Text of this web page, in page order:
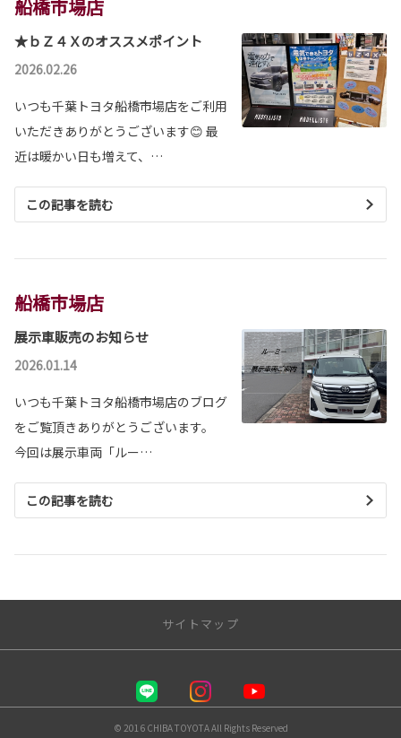
船橋市場店
★ｂＺ４Ｘのオススメポイント
2026.02.26
いつも千葉トヨタ船橋市場店をご利用
いただきありがとうございます😊 最
近は暖かい日も増えて、…
この記事を読む
船橋市場店
展示車販売のお知らせ
2026.01.14
いつも千葉トヨタ船橋市場店のブログ
をご覧頂きありがとうございます。
今回は展示車両「ルー…
この記事を読む
サイトマップ
千葉トヨタ自動車 株式会社
© 2016 CHIBA TOYOTA All Rights Reserved